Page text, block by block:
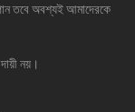
তবে অবশ্যই আমাদেরকে
নয়।